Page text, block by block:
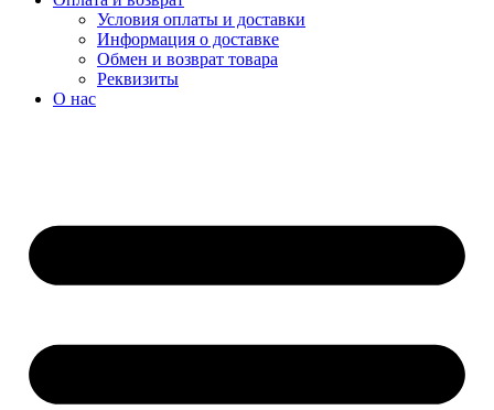
Условия оплаты и доставки
Информация о доставке
Обмен и возврат товара
Реквизиты
О нас